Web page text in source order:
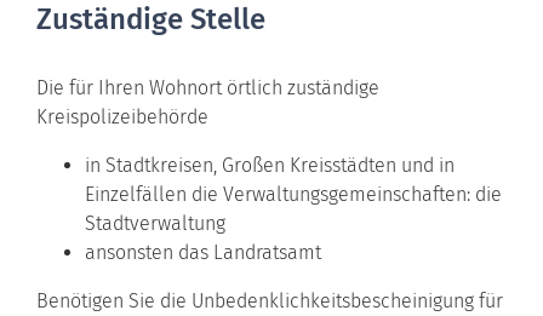
Zuständige Stelle
Die für Ihren Wohnort örtlich zuständige
Kreispolizeibehörde
in Stadtkreisen, Großen Kreisstädten und in
Einzelfällen die Verwaltungsgemeinschaften: die
Stadtverwaltung
ansonsten das Landratsamt
Benötigen Sie die Unbedenklichkeitsbescheinigung für